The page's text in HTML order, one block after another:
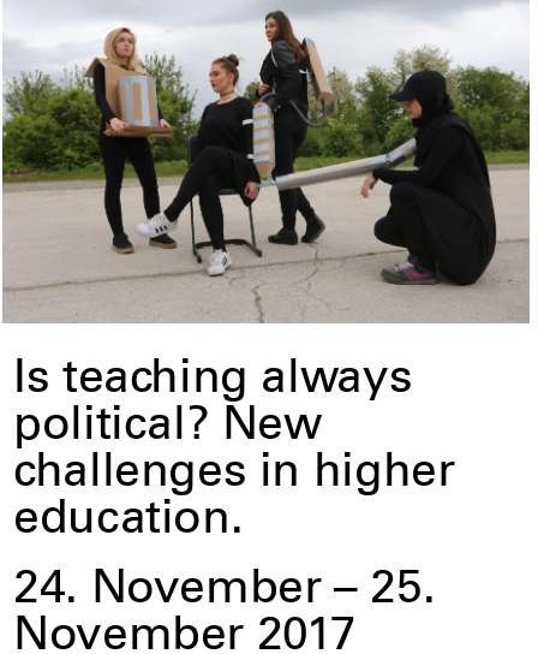
Is teaching always
political? New
challenges in higher
education.
24. November – 25.
November 2017